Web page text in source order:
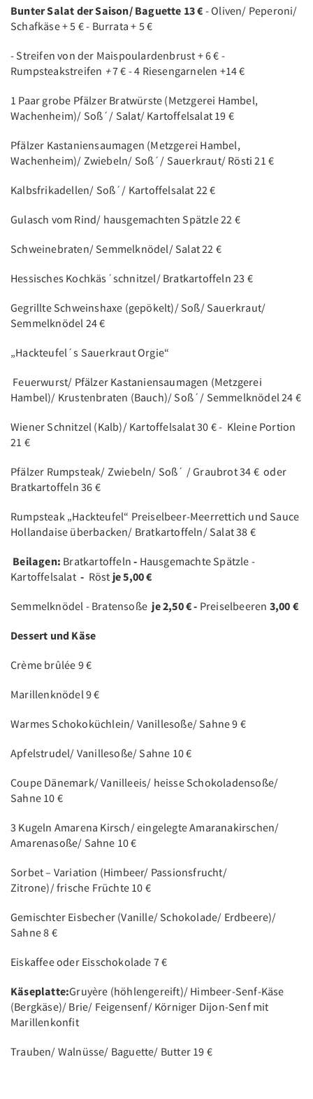
Bunter Salat der Saison/ Baguette 13 € - Oliven/ Peperoni/
Schafkäse + 5 € - Burrata + 5 €
- Streifen von der Maispoulardenbrust + 6 € -
Rumpsteakstreifen +7€ - 4 Riesengarnelen +14 €
1 Paar grobe Pfälzer Bratwürste (Metzgerei Hambel,
Wachenheim)/ Soß´/ Salat/ Kartoffelsalat 19 €
Pfälzer Kastaniensaumagen (Metzgerei Hambel,
Wachenheim)/ Zwiebeln/ Soß´/ Sauerkraut/ Rösti 21 €
Kalbsfrikadellen/ Soß´/ Kartoffelsalat 22 €
Gulasch vom Rind/ hausgemachten Spätzle 22 €
Schweinebraten/ Semmelknödel/ Salat 22 €
Hessisches Kochkäs´schnitzel/ Bratkartoffeln 23 €
Gegrillte Schweinshaxe (gepökelt)/ Soß/ Sauerkraut/
Semmelknödel 24 €
„Hackteufel´s Sauerkraut Orgie“
Feuerwurst/ Pfälzer Kastaniensaumagen (Metzgerei
Hambel)/ Krustenbraten (Bauch)/ Soß´/ Semmelknödel 24 €
Wiener Schnitzel (Kalb)/ Kartoffelsalat 30 € - Kleine Portion
21 €
Pfälzer Rumpsteak/ Zwiebeln/ Soß´ / Graubrot 34 € oder
Bratkartoffeln 36 €
Rumpsteak „Hackteufel“ Preiselbeer-Meerrettich und Sauce
Hollandaise überbacken/ Bratkartoffeln/ Salat 38 €
Beilagen: Bratkartoffeln- Hausgemachte Spätzle -
Kartoffelsalat- Röst je 5,00 €
Semmelknödel - Bratensoße je 2,50 € - Preiselbeeren 3,00 €
Dessert und Käse
Crème brûlée 9 €
Marillenknödel 9 €
Warmes Schokoküchlein/ Vanillesoße/ Sahne 9 €
Apfelstrudel/ Vanillesoße/ Sahne 10 €
Coupe Dänemark/ Vanilleeis/ heisse Schokoladensoße/
Sahne 10 €
3 Kugeln Amarena Kirsch/ eingelegte Amaranakirschen/
Amarenasoße/ Sahne 10 €
Sorbet – Variation (Himbeer/ Passionsfrucht/
Zitrone)/ frische Früchte 10 €
Gemischter Eisbecher (Vanille/ Schokolade/ Erdbeere)/
Sahne 8 €
Eiskaffee oder Eisschokolade 7 €
Käseplatte:Gruyère (höhlengereift)/ Himbeer-Senf-Käse
(Bergkäse)/ Brie/ Feigensenf/ Körniger Dijon-Senf mit
Marillenkonfit
Trauben/ Walnüsse/ Baguette/ Butter 19 €